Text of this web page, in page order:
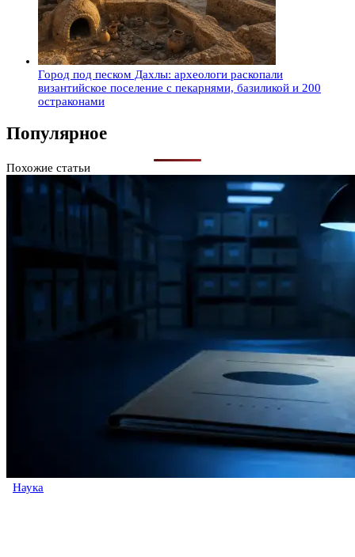
Город под песком Дахлы: археологи раскопали
византийское поселение с пекарнями, базиликой и 200
остраконами
Популярное
Похожие статьи
Наука